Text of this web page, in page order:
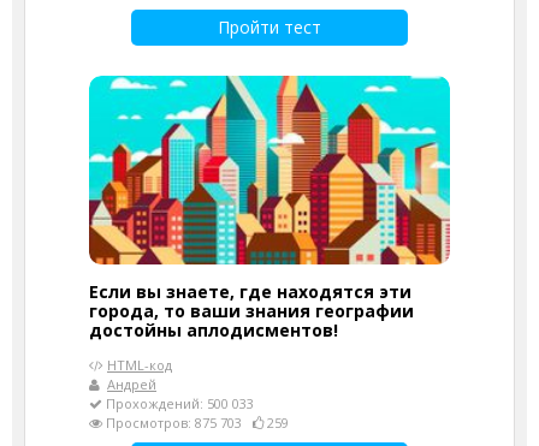
Пройти тест
Если вы знаете, где находятся эти
города, то ваши знания географии
достойны аплодисментов!
HTML-код
Андрей
Прохождений: 500 033
Просмотров: 875 703
259